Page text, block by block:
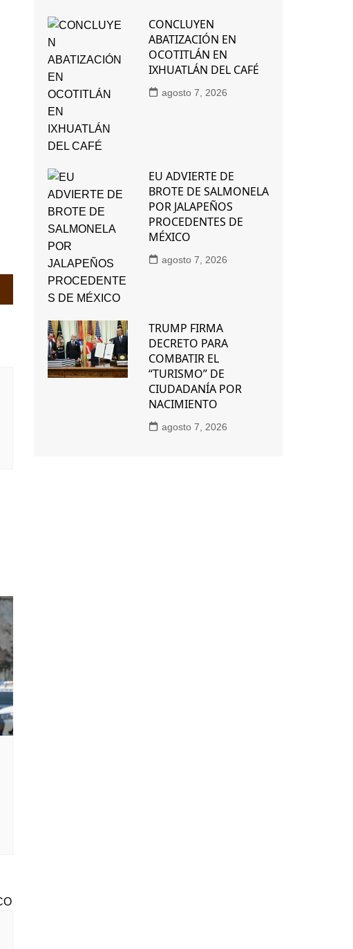
CONCLUYEN
ABATIZACIÓN EN
OCOTITLÁN EN
IXHUATLÁN DEL CAFÉ
agosto 7, 2026
EU ADVIERTE DE
BROTE DE SALMONELA
POR JALAPEÑOS
PROCEDENTES DE
MÉXICO
agosto 7, 2026
TRUMP FIRMA
DECRETO PARA
COMBATIR EL
“TURISMO” DE
CIUDADANÍA POR
NACIMIENTO
agosto 7, 2026